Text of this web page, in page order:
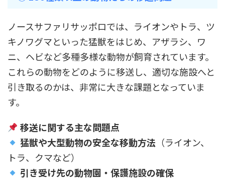
ノースサファリサッポロでは、ライオンやトラ、ツ
キノワグマといった猛獣をはじめ、アザラシ、ワ
ニ、ヘビなど多種多様な動物が飼育されています。
これらの動物をどのように移送し、適切な施設へと
引き取るのかは、非常に大きな課題となっていま
す。
移送に関する主な問題点
猛獣や大型動物の安全な移動方法 （ライオン、
トラ、クマなど）
引き受け先の動物園・保護施設の確保